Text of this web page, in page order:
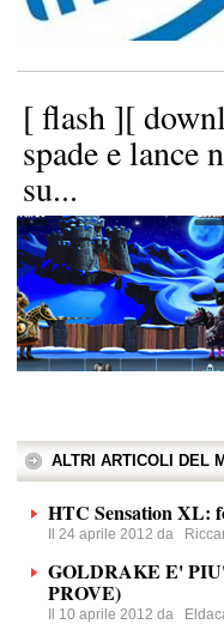
[ flash ][
spade e lance
su...
ALTRI ARTICOLI DEL
HTC Sensation XL:
Il 24 aprile 2012 da
GOLDRAKE E'
PROVE)
Il 10 aprile 2012 da